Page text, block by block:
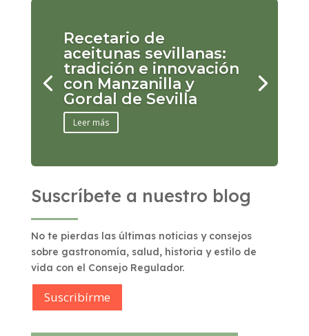
Recetario de
aceitunas sevillanas:
tradición e innovación
con Manzanilla y
Gordal de Sevilla
Leer más
Suscríbete a nuestro blog
No te pierdas las últimas noticias y consejos
sobre gastronomía, salud, historia y estilo de
vida con el Consejo Regulador.
Suscribírme